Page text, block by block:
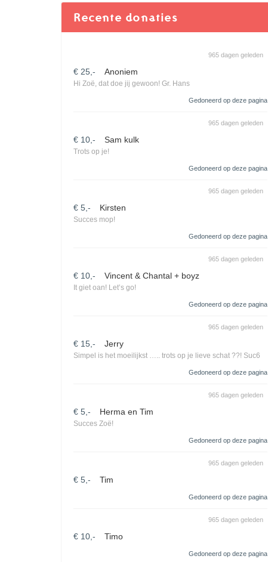
Recente donaties
€ 25,- Anoniem
Hi Zoë, dat doe jij gewoon! Gr. Hans
965 dagen geleden
Gedoneerd op deze pagina
€ 10,- Sam kulk
Trots op je!
965 dagen geleden
Gedoneerd op deze pagina
€ 5,- Kirsten
Succes mop!
965 dagen geleden
Gedoneerd op deze pagina
€ 10,- Vincent & Chantal + boyz
It giet oan! Let’s go!
965 dagen geleden
Gedoneerd op deze pagina
€ 15,- Jerry
Simpel is het moeilijkst ….. trots op je lieve schat ??! Suc6
965 dagen geleden
Gedoneerd op deze pagina
€ 5,- Herma en Tim
Succes Zoë!
965 dagen geleden
Gedoneerd op deze pagina
€ 5,- Tim
965 dagen geleden
Gedoneerd op deze pagina
€ 10,- Timo
965 dagen geleden
Gedoneerd op deze pagina